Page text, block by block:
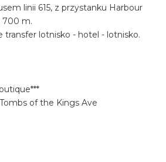
linii 615, z przystanku Harbour
700 m.
transfer lotnisko - hotel - lotnisko.
of the Kings Ave